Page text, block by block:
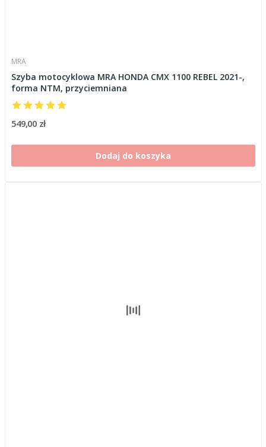
MRA
Szyba motocyklowa MRA HONDA CMX 1100 REBEL 2021-,
forma NTM, przyciemniana
549,00 zł
Dodaj do koszyka